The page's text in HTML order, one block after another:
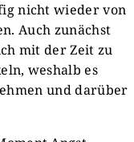
nicht wieder von
Auch zunächst
mit der Zeit zu
weshalb es
und darüber